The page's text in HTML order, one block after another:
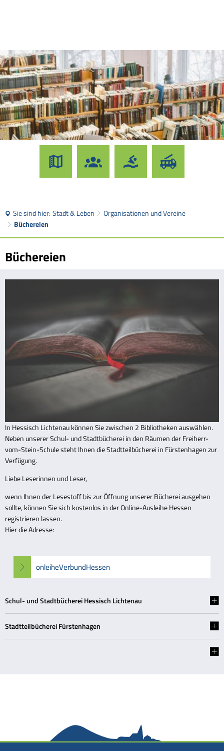
Sie sind hier: Stadt & Leben
Organisationen und Vereine
Büchereien
Büchereien
Büchereien
In Hessisch Lichtenau können Sie zwischen 2 Bibliotheken auswählen.
Neben unserer Schul- und Stadtbücherei in den Räumen der Freiherr-
vom-Stein-Schule steht Ihnen die Stadtteilbücherei in Fürstenhagen zur
Verfügung.
Liebe Leserinnen und Leser,
wenn Ihnen der Lesestoff bis zur Öffnung unserer Bücherei ausgehen
sollte, können Sie sich kostenlos in der Online-Ausleihe Hessen
registrieren lassen.
Hier die Adresse:
onleiheVerbundHessen
Schul- und Stadtbücherei Hessisch Lichtenau
Stadtteilbücherei Fürstenhagen